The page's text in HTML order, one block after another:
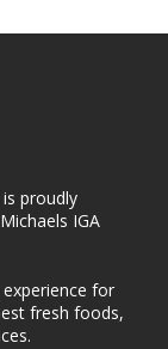
is proudly
IGA
for
fresh foods,